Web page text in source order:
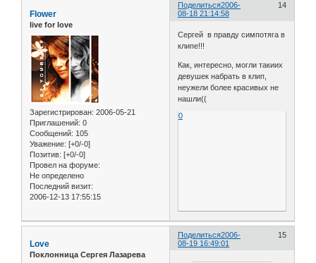
Поделиться 14
2006-
08-18 21:14:58
Flower
live for love
Зарегистрирован: 2006-05-21
Приглашений: 0
Сообщений: 105
Уважение: [+0/-0]
Позитив: [+0/-0]
Провел на форуме:
Не определено
Последний визит:
2006-12-13 17:55:15
Сергей в правду симпотяга в
клипе!!!
Как, интересно, могли такиих
девушек набрать в клип,
неужели более красивых не
нашли((
0
Поделиться 15
2006-
08-19 16:49:01
Love
Поклонница Сергея Лазарева